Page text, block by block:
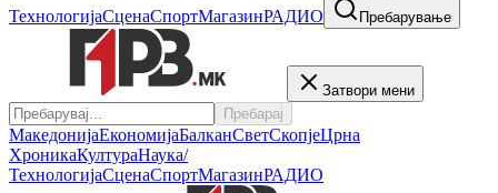
ТехнологијаСценаСпортМагазинРАДИО Пребарување
Затвори мени
Пребарај
МакедонијаЕкономијаБалканСветСкопјеЦрна
ХроникаКултураНаука/
ТехнологијаСценаСпортМагазинРАДИО